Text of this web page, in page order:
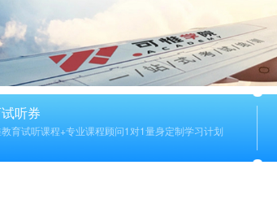
听券
育试听课程+专业课程顾问1对1量身定制学习计划